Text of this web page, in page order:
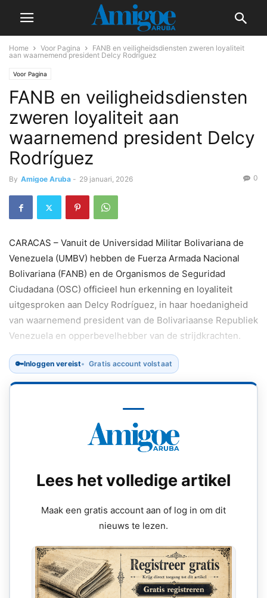
Home Voor Pagina
FANB en veiligheidsdiensten zweren loyaliteit
aan waarnemend president Delcy Rodríguez
Voor Pagina
FANB en veiligheidsdiensten
zweren loyaliteit aan
waarnemend president Delcy
Rodríguez
By Amigoe Aruba - 29 januari, 2026 0
CARACAS – Vanuit de Universidad Militar Bolivariana de
Venezuela (UMBV) hebben de Fuerza Armada Nacional
Bolivariana (FANB) en de Organismos de Seguridad
Ciudadana (OSC) officieel hun erkenning en loyaliteit
uitgesproken aan Delcy Rodríguez, in haar hoedanigheid
van waarnemend president van de Bolivariaanse Republiek
Venezuela en opperbevelhebber van de strijdkrachten.
Tijdens een formele ceremonie verklaarde de militaire en
veiligheidsleiding haar “absolute loyaliteit en
leider en Commandante en Jefe van de FANB.
🔑Inloggen vereist Gratis account volstaat
Lees het volledige artikel
Maak een gratis account aan of log in om dit
nieuws te lezen.